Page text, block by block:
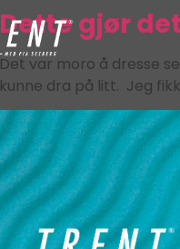
Dette gjør
Det var moro å dresse
kunne dra på litt. Jeg